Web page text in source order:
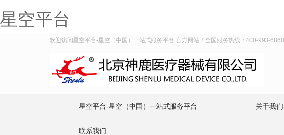
星空平台
欢迎访问星空平台-星空（中国）一站式服务平台 官方网站！全国服务热线：400-993-6860
星空平台-星空（中国）一站式服务平台 关于我们
联系我们